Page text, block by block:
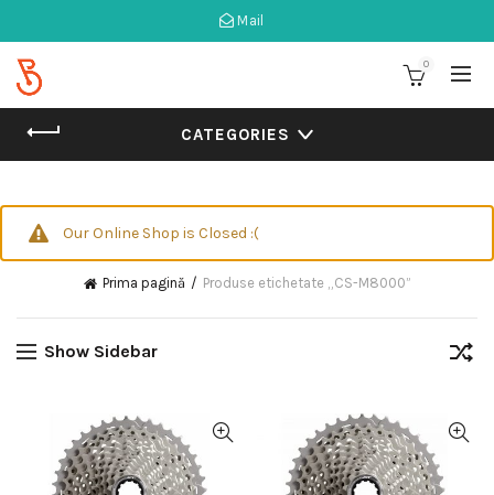
Mail
0
CATEGORIES
Our Online Shop is Closed :(
Prima pagină Produse etichetate „CS-M8000”
Show Sidebar